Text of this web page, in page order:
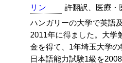
リ ン
許翻訳、医療・
ハンガリーの大学で英語
2011年に得ました。大学
金を得て、1年埼玉大学の
日本語能力試験1級を